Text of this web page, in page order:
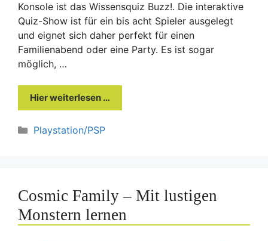
Konsole ist das Wissensquiz Buzz!. Die interaktive
Quiz-Show ist für ein bis acht Spieler ausgelegt
und eignet sich daher perfekt für einen
Familienabend oder eine Party. Es ist sogar
möglich, …
Hier weiterlesen …
Kategorien
Playstation/PSP
Cosmic Family – Mit lustigen
Monstern lernen